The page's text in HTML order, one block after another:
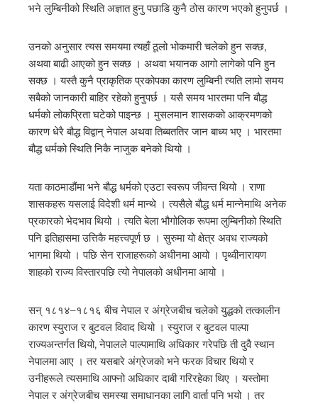
भने लुम्बिनीको स्थिति अज्ञात हुनु पछाडि कुनै ठोस कारण भएको हुनुपर्छ ।
उनको अनुसार त्यस समयमा त्यहाँ ठूलो भोकमारी चलेको हुन सक्छ,
अथवा बाढी आएको हुन सक्छ । अथवा भयानक आगो लागेको पनि हुन
सक्छ । यस्तै कुनै प्राकृतिक प्रकोपका कारण लुम्बिनी त्यति लामो समय
सबैको जानकारी बाहिर रहेको हुनुपर्छ । यसै समय भारतमा पनि बौद्ध
धर्मको लोकप्रिता घटेको पाइन्छ । मुसलमान शासकको आक्रमणको
कारण धेरै बौद्ध विद्वान् नेपाल अथवा तिब्बततिर जान बाध्य भए । भारतमा
बौद्ध धर्मको स्थिति निकै नाजुक बनेको थियो ।
यता काठमाडौंमा भने बौद्ध धर्मको एउटा स्वरूप जीवन्त थियो । राणा
शासकहरू यसलाई विदेशी धर्म मान्थे । त्यसैले बौद्ध धर्म मान्नेमाथि अनेक
प्रकारको भेदभाव थियो । त्यति बेला भौगोलिक रूपमा लुम्बिनीको स्थिति
पनि इतिहासमा उत्तिकै महत्त्वपूर्ण छ । सुरुमा यो क्षेत्र अवध राज्यको
भागमा थियो । पछि सेन राजाहरूको अधीनमा आयो । पृथ्वीनारायण
शाहको राज्य विस्तारपछि त्यो नेपालको अधीनमा आयो ।
सन् १८१४–१८१६ बीच नेपाल र अंग्रेजबीच चलेको युद्धको तत्कालीन
कारण स्युराज र बुटवल विवाद थियो । स्युराज र बुटवल पाल्पा
राज्यअन्तर्गत थियो, नेपालले पाल्पामाथि अधिकार गरेपछि ती दुवै स्थान
नेपालमा आए । तर यसबारे अंग्रेजको भने फरक विचार थियो र
उनीहरूले त्यसमाथि आफ्नो अधिकार दाबी गरिरहेका थिए । यस्तोमा
नेपाल र अंग्रेजबीच समस्या समाधानका लागि वार्ता पनि भयो । तर